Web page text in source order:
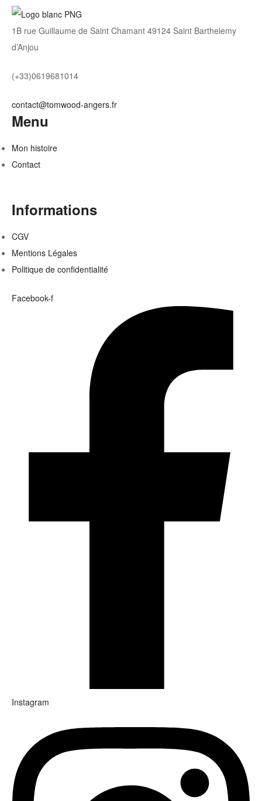
1B rue Guillaume de Saint Chamant 49124 Saint Barthelemy
d’Anjou
(+33)0619681014
contact@tomwood-angers.fr
Menu
Mon histoire
Contact
Informations
CGV
Mentions Légales
Politique de confidentialité
Facebook-f
Instagram